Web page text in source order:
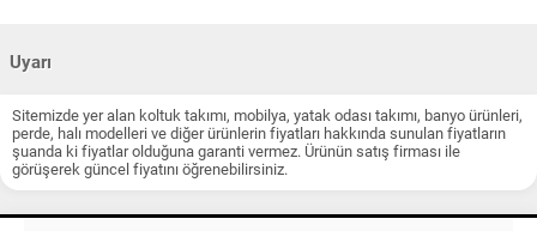
Uyarı
Sitemizde yer alan koltuk takımı, mobilya, yatak odası takımı, banyo ürünleri,
perde, halı modelleri ve diğer ürünlerin fiyatları hakkında sunulan fiyatların
şuanda ki fiyatlar olduğuna garanti vermez. Ürünün satış firması ile
görüşerek güncel fiyatını öğrenebilirsiniz.